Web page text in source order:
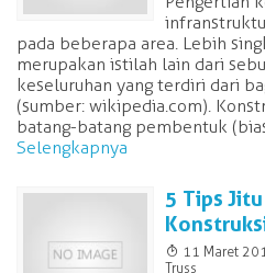
pada beberapa area. Lebih
merupakan istilah lain dari
keseluruhan yang terdiri dari
(sumber: wikipedia.com).
batang-batang pembentuk
Selengkapnya
5 Tips
T 11 Maret
Truss